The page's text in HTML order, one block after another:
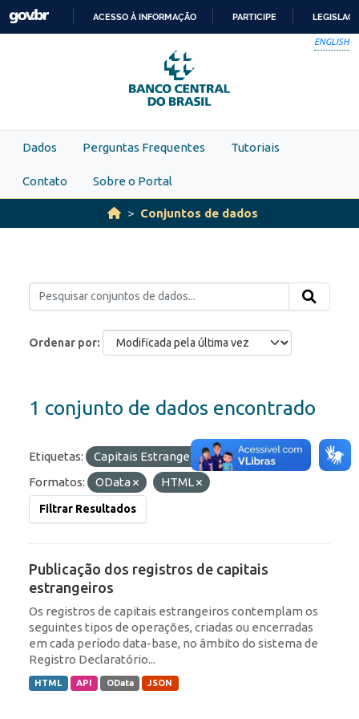
Skip to main content
PARA
O
CONTEÚDO
ACESSO À INFORMAÇÃO PARTICIPE
ENGLISH
Dados Perguntas Frequentes Tutoriais
Contato Sobre o Portal
Conjuntos de dados
Ordenar por
1 conjunto de dados encontrado
Etiquetas: Capitais Estrangeiros
Portfólio
Formatos:
OData HTML
Filtrar Resultados
Publicação dos registros de capitais
estrangeiros
Os registros de capitais estrangeiros contemplam os
seguintes tipos de operações, criadas ou encerradas
em cada período data-base, no âmbito do sistema de
Registro Declaratório...
HTML API OData JSON